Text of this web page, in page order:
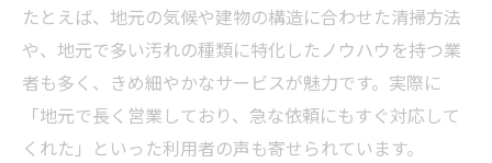
幅広い清掃メニューを持つ業者の利点
専門サービスで選ぶハウスクリーニング
細部まで丁寧な作業が光る業者の特徴
納得のハウスクリーニング業者決定ガイド
たとえば、地元の気候や建物の構造に合わせた清掃方法
や、地元で多い汚れの種類に特化したノウハウを持つ業
者も多く、きめ細やかなサービスが魅力です。実際に
「地元で長く営業しており、急な依頼にもすぐ対応して
くれた」といった利用者の声も寄せられています。